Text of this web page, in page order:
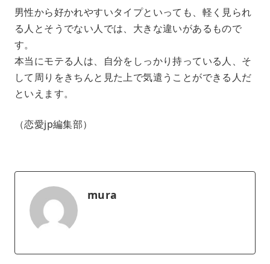
男性から好かれやすいタイプといっても、軽く見られ
る人とそうでない人では、大きな違いがあるもので
す。
本当にモテる人は、自分をしっかり持っている人、そ
して周りをきちんと見た上で気遣うことができる人だ
といえます。
（恋愛jp編集部）
mura